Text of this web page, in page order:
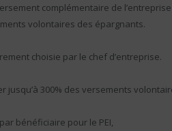
complémentaire de l’entreprise
volontaires des épargnants.
choisie par le chef d’entreprise.
jusqu’à 300% des versements
bénéficiaire pour le PEI,